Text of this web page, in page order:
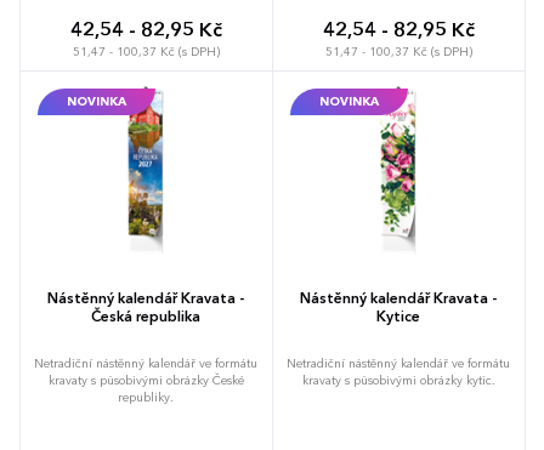
42,54 - 82,95 Kč
51,47 - 100,37 Kč (s DPH)
42,54 - 82,95 Kč
51,47 - 100,37 Kč (s DPH)
NOVINKA
Nástěnný kalendář Kravata -
Česká republika
Netradiční nástěnný kalendář ve formátu
kravaty s působivými obrázky České
republiky.
NOVINKA
Nástěnný kalendář Kravata -
Kytice
Netradiční nástěnný kalendář ve formátu
kravaty s působivými obrázky kytic.